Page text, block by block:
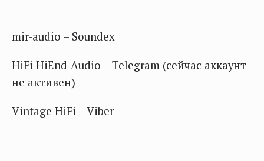
mir-audio – Soundex
HiFi HiEnd-Audio – Telegram (сейчас аккаунт
не активен)
Vintage HiFi – Viber